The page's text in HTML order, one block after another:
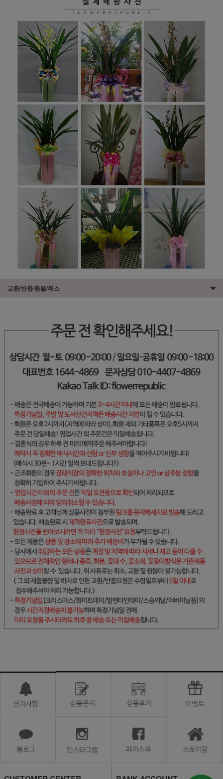
교환/반품/환불/취소